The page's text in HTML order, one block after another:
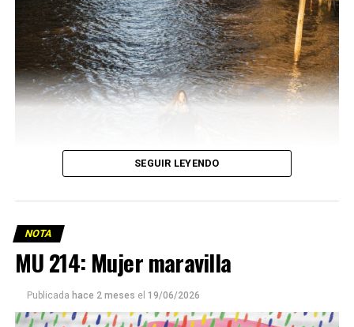
SEGUIR LEYENDO
NOTA
MU 214: Mujer maravilla
Publicada hace 2 meses el 19/06/2026